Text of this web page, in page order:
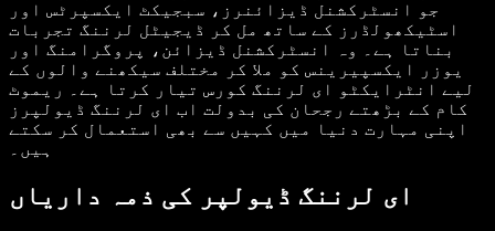
جو انسٹرکشنل ڈیزائنرز، سبجیکٹ ایکسپرٹس اور
اسٹیکھولڈرز کے ساتھ مل کر ڈیجیٹل لرننگ تجربات
بناتا ہے۔ وہ انسٹرکشنل ڈیزائن، پروگرامنگ اور
یوزر ایکسپیرینس کو ملا کر مختلف سیکھنے والوں کے
لیے انٹرایکٹو ای لرننگ کورس تیار کرتا ہے۔ ریموٹ
کام کے بڑھتے رجحان کی بدولت اب ای لرننگ ڈیولپرز
اپنی مہارت دنیا میں کہیں سے بھی استعمال کر سکتے
ہیں۔
ای لرننگ ڈیولپر کی ذمہ داریاں